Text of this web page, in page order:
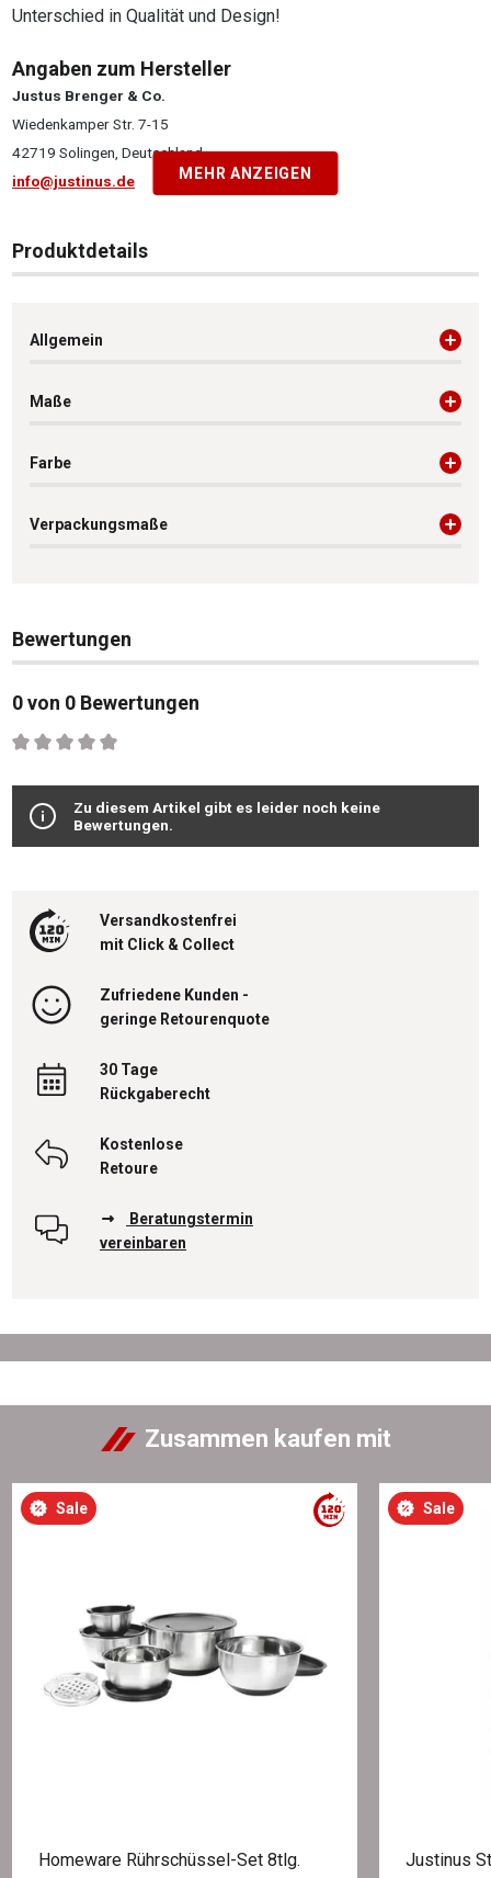
Unterschied in Qualität und Design!
Angaben zum Hersteller
Justus Brenger & Co.
Wiedenkamper Str. 7-15
42719 Solingen, Deutschland
info@justinus.de
MEHR ANZEIGEN
Produktdetails
Allgemein
Maße
Farbe
Verpackungsmaße
Bewertungen
0 von 0 Bewertungen
Durchschnittliche Bewertung von 0 von 5 Sternen
Zu diesem Artikel gibt es leider noch keine
Bewertungen.
Versandkostenfrei
mit Click & Collect
Zufriedene Kunden -
geringe Retourenquote
30 Tage
Rückgaberecht
Kostenlose
Retoure
Beratungstermin
vereinbaren
Zusammen kaufen mit
Sale
Homeware Rührschüssel-Set 8tlg.
Sale
Justinus